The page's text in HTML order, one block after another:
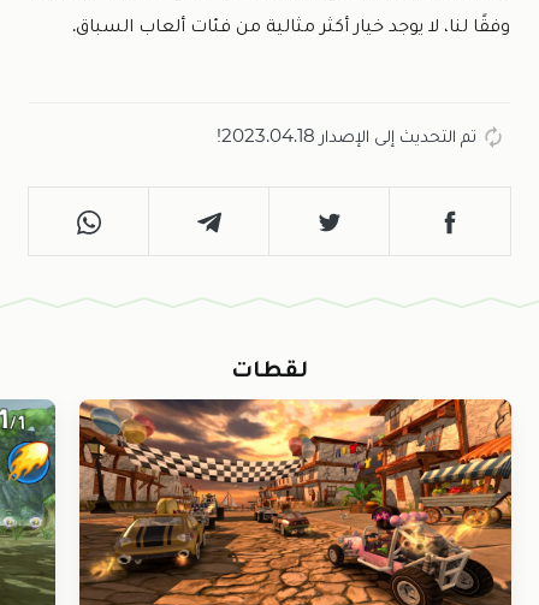
وفقًا لنا، لا يوجد خيار أكثر مثالية من فئات ألعاب السباق.
تم التحديث إلى الإصدار 2023.04.18!
لقطات